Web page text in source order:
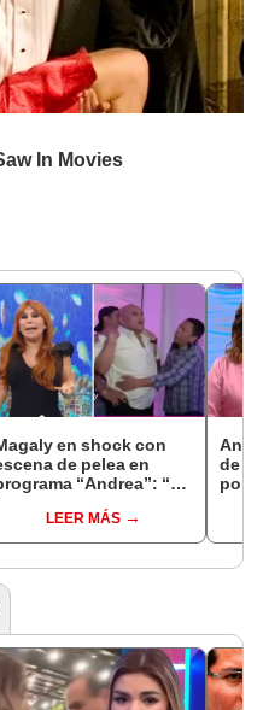
en shock con
de pelea en
“Andrea”: “Se
LEER MÁS
de
por